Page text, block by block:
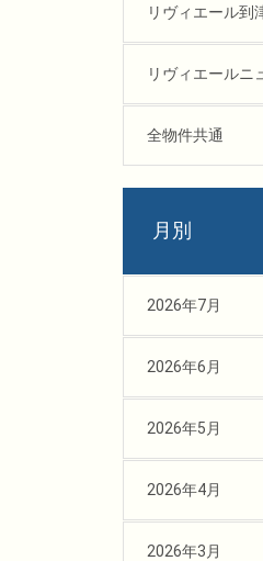
リヴィエール到
リヴィエールニ
全物件共通
月別
2026年7月
2026年6月
2026年5月
2026年4月
2026年3月